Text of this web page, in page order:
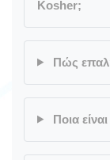
Kosher;
Πώς
Ποια